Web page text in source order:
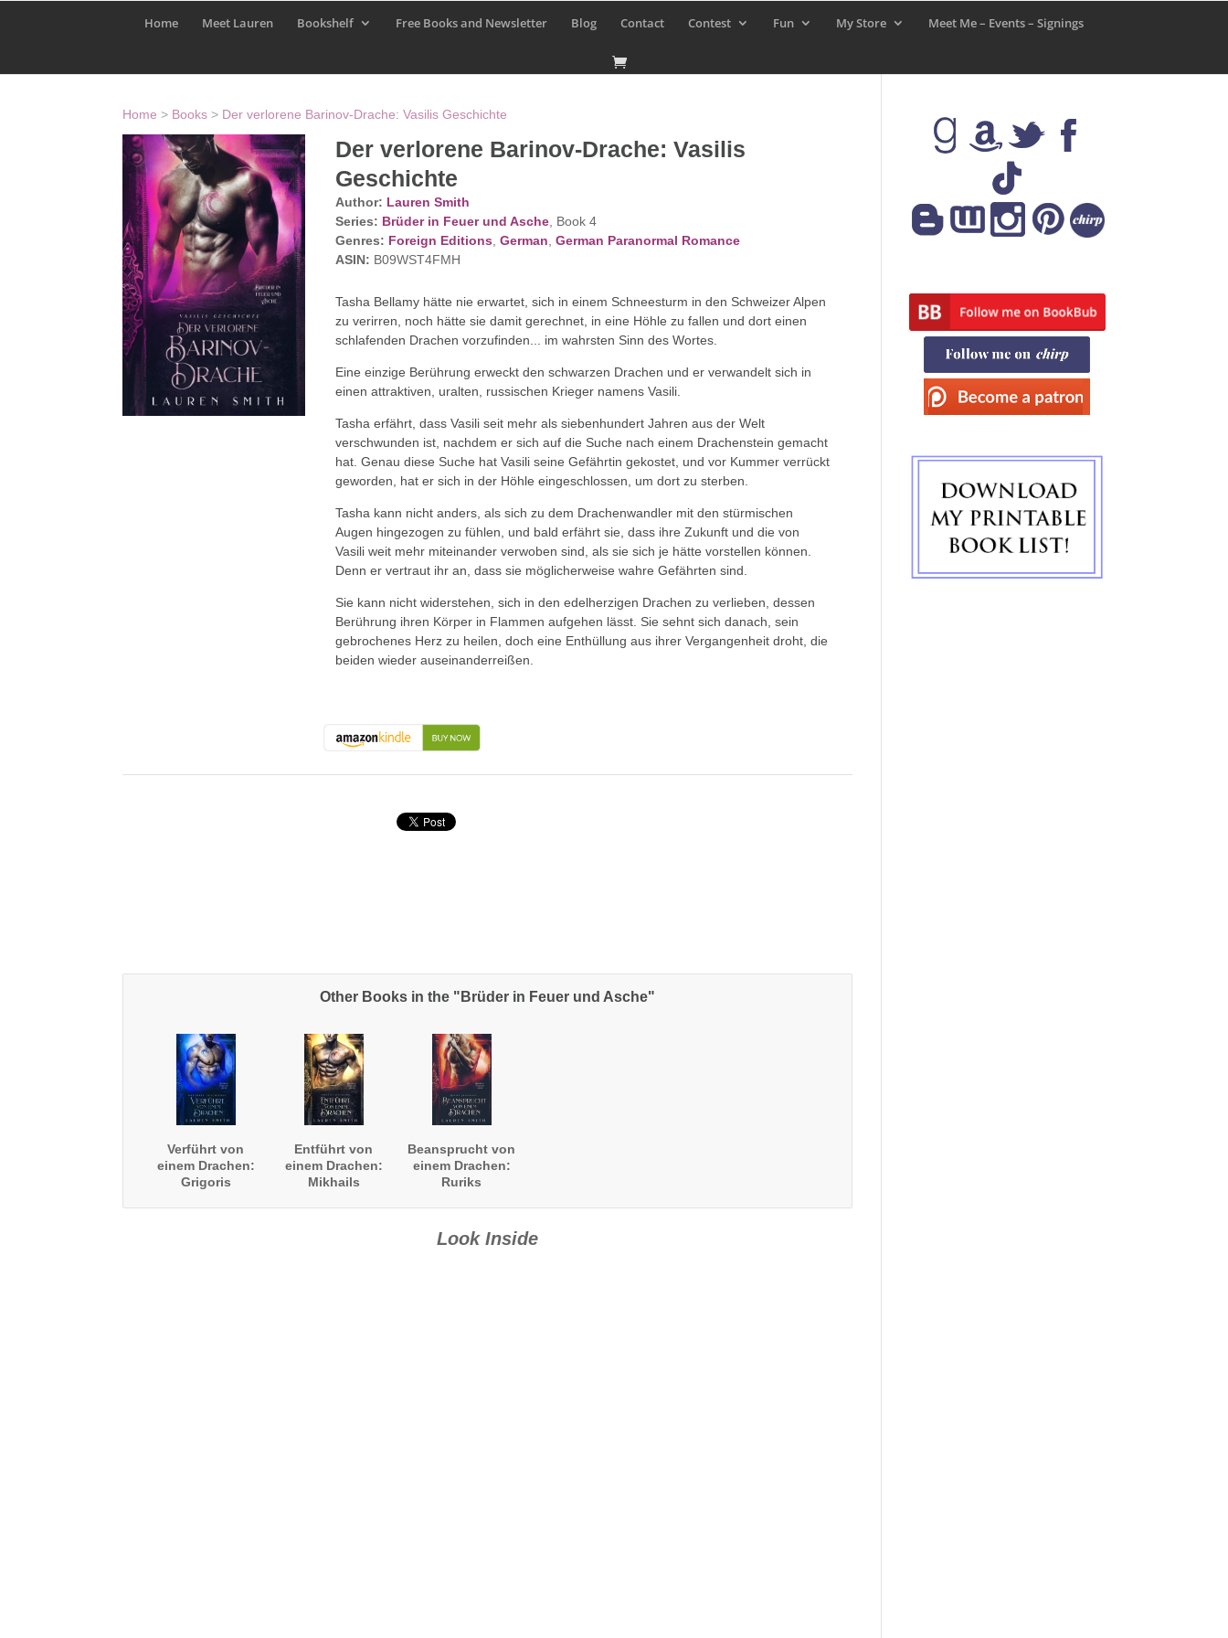
Home Meet Lauren Bookshelf Free Books and Newsletter Blog Contact Contest Fun My Store Meet Me – Events – Signings
Home > Books > Der verlorene Barinov-Drache: Vasilis Geschichte
Der verlorene Barinov-Drache: Vasilis
Geschichte
Author: Lauren Smith
Series: Brüder in Feuer und Asche, Book 4
Genres: Foreign Editions German German Paranormal Romance
ASIN: B09WST4FMH
Tasha Bellamy hätte nie erwartet, sich in einem Schneesturm in den Schweizer Alpen
zu verirren, noch hätte sie damit gerechnet, in eine Höhle zu fallen und dort einen
schlafenden Drachen vorzufinden... im wahrsten Sinn des Wortes.
Eine einzige Berührung erweckt den schwarzen Drachen und er verwandelt sich in
einen attraktiven, uralten, russischen Krieger namens Vasili.
Tasha erfährt, dass Vasili seit mehr als siebenhundert Jahren aus der Welt
verschwunden ist, nachdem er sich auf die Suche nach einem Drachenstein gemacht
hat. Genau diese Suche hat Vasili seine Gefährtin gekostet, und vor Kummer verrückt
geworden, hat er sich in der Höhle eingeschlossen, um dort zu sterben.
Tasha kann nicht anders, als sich zu dem Drachenwandler mit den stürmischen
Augen hingezogen zu fühlen, und bald erfährt sie, dass ihre Zukunft und die von
Vasili weit mehr miteinander verwoben sind, als sie sich je hätte vorstellen können.
Denn er vertraut ihr an, dass sie möglicherweise wahre Gefährten sind.
Sie kann nicht widerstehen, sich in den edelherzigen Drachen zu verlieben, dessen
Berührung ihren Körper in Flammen aufgehen lässt. Sie sehnt sich danach, sein
gebrochenes Herz zu heilen, doch eine Enthüllung aus ihrer Vergangenheit droht, die
beiden wieder auseinanderreißen.
Other Books in the "Brüder in Feuer und Asche"
Verführt von
einem Drachen:
Grigoris
Entführt von
einem Drachen:
Mikhails
Beansprucht von
einem Drachen:
Ruriks
Look Inside